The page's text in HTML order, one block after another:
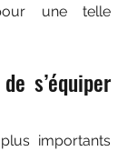
une telle
s’équiper
importants